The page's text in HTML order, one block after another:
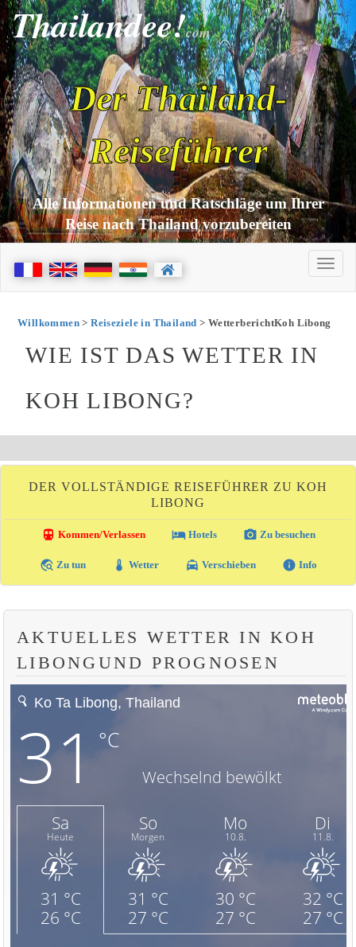
Thailandee!com
Der Thailand-
Reiseführer
Alle Informationen und Ratschläge um Ihrer
Reise nach Thailand vorzubereiten
Willkommen>Reiseziele in Thailand > WetterberichtKoh Libong
WIE IST DAS WETTER IN
KOH LIBONG?
DER VOLLSTÄNDIGE REISEFÜHRER ZU KOH
LIBONG
directions_transit Kommen/Verlassen local_hotelHotels photo_camera Zu besuchen
travel_explore Zu tun thermostat Wetter local_taxi Verschieben info Info
AKTUELLES WETTER IN KOH
LIBONGUND PROGNOSEN